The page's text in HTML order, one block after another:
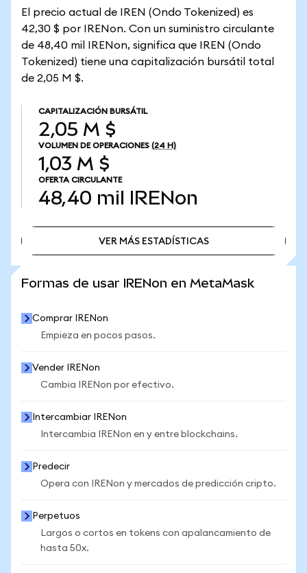
El precio actual de IREN (Ondo Tokenized) es
42,30 $ por IRENon. Con un suministro circulante
de 48,40 mil IRENon, significa que IREN (Ondo
Tokenized) tiene una capitalización bursátil total
de 2,05 M $.
CAPITALIZACIÓN BURSÁTIL
2,05 M $
VOLUMEN DE OPERACIONES (24 H)
1,03 M $
OFERTA CIRCULANTE
48,40 mil IRENon
VER MÁS ESTADÍSTICAS
Formas de usar IRENon en MetaMask
Comprar IRENon
Empieza en pocos pasos.
Vender IRENon
Cambia IRENon por efectivo.
Intercambiar IRENon
Intercambia IRENon en y entre blockchains.
Predecir
Opera con IRENon y mercados de predicción cripto.
Perpetuos
Largos o cortos en tokens con apalancamiento de
hasta 50x.